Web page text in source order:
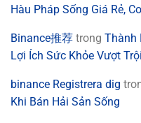
Hàu Pháp Sống Giá Rẻ,
Binance推荐 trong Thành
Lợi Ích Sức Khỏe Vượt
binance Registrera dig
Khi Bán Hải Sản Sống